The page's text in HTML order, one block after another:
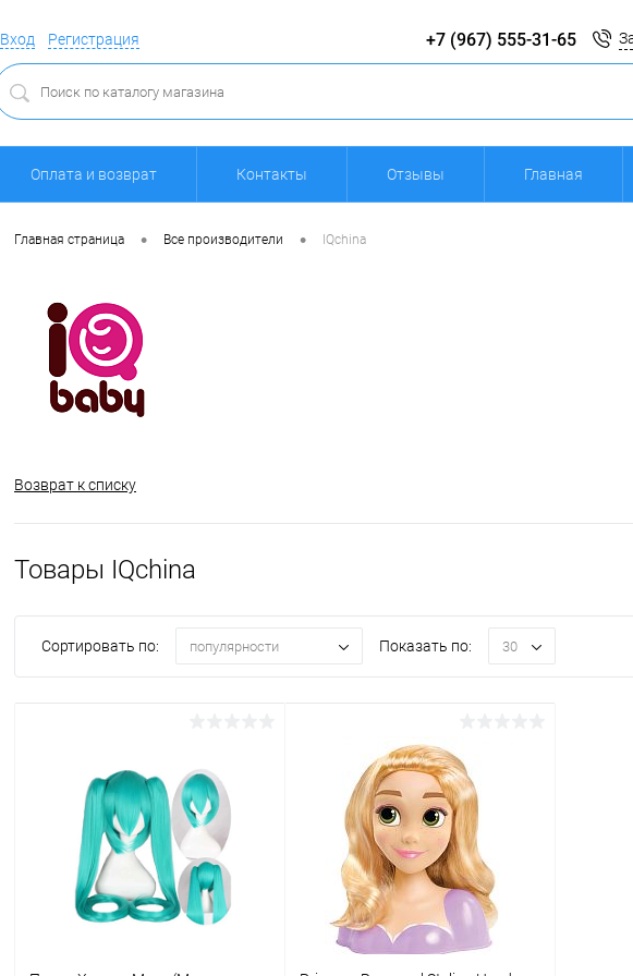
Вход Регистрация +7 (967) 555-31-65
Оплата и возврат Контакты Отзывы Главная
Главная страница • Все производители • IQchina
Возврат к списку
Товары IQchina
Сортировать по: популярности Показать по: 30